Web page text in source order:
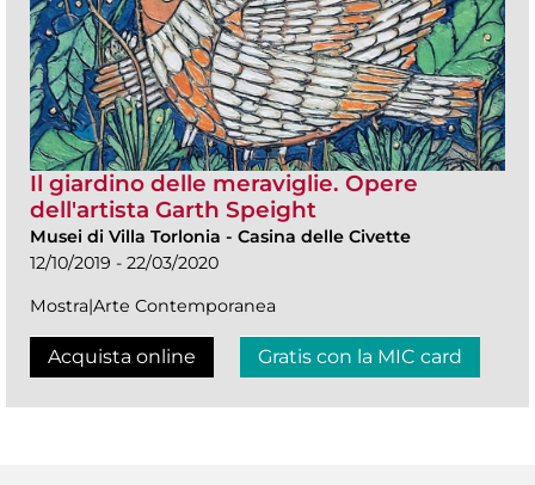
Il giardino delle meraviglie. Opere
dell'artista Garth Speight
Musei di Villa Torlonia - Casina delle Civette
12/10/2019 - 22/03/2020
Mostra|Arte Contemporanea
Acquista online Gratis con la MIC card